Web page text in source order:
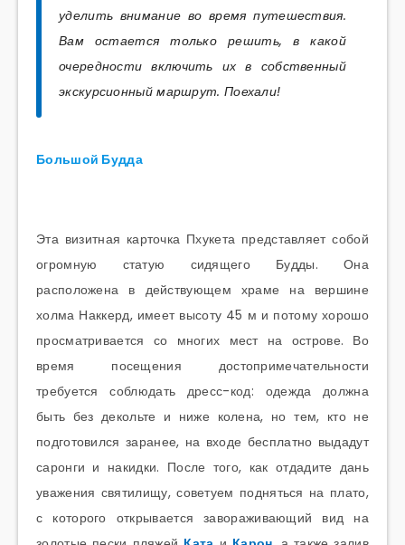
уделить внимание во время путешествия.
Вам остается только решить, в какой
очередности включить их в собственный
экскурсионный маршрут. Поехали!
Большой Будда
Эта визитная карточка Пхукета представляет собой
огромную статую сидящего Будды. Она
расположена в действующем храме на вершине
холма Наккерд, имеет высоту 45 м и потому хорошо
просматривается со многих мест на острове. Во
время посещения достопримечательности
требуется соблюдать дресс-код: одежда должна
быть без декольте и ниже колена, но тем, кто не
подготовился заранее, на входе бесплатно выдадут
саронги и накидки. После того, как отдадите дань
уважения святилищу, советуем подняться на плато,
с которого открывается завораживающий вид на